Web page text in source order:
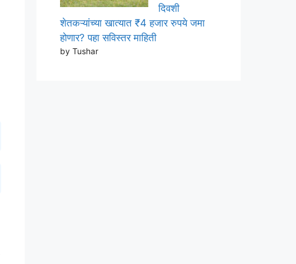
दिवशी
शेतकऱ्यांच्या खात्यात ₹4 हजार रुपये जमा
होणार? पहा सविस्तर माहिती
by Tushar